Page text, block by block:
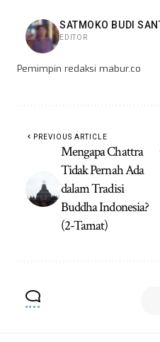
SATMOKO BUDI
EDITOR
Pemimpin redaksi mabur.co
PREVIOUS ARTICLE
Mengapa Chattra
Tidak Pernah Ada
dalam Tradisi
Buddha Indonesia?
(2-Tamat)